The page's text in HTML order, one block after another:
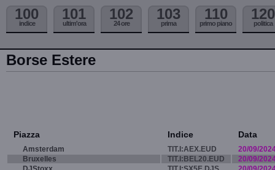
100
indice
101
ultim'ora
102
24 ore
103
prima
110
primo piano
120
politica
Borse Estere
Piazza Indice Data
Amsterdam TIT.I:AEX.EUD
20/09/
Bruxelles
TIT.I:BEL20.EUD
20/09/